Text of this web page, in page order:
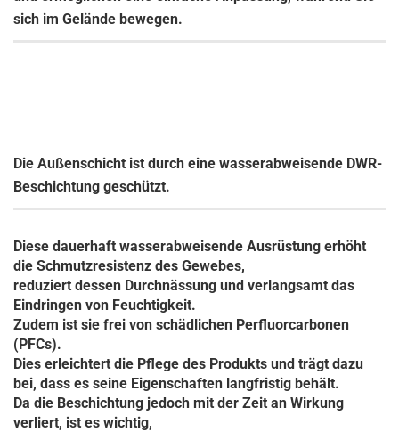
sich im Gelände bewegen.
Die Außenschicht ist durch eine wasserabweisende DWR-
Beschichtung geschützt.
Diese dauerhaft wasserabweisende Ausrüstung erhöht
die Schmutzresistenz des Gewebes,
reduziert dessen Durchnässung und verlangsamt das
Eindringen von Feuchtigkeit.
Zudem ist sie frei von schädlichen Perfluorcarbonen
(PFCs).
Dies erleichtert die Pflege des Produkts und trägt dazu
bei, dass es seine Eigenschaften langfristig behält.
Da die Beschichtung jedoch mit der Zeit an Wirkung
verliert, ist es wichtig,